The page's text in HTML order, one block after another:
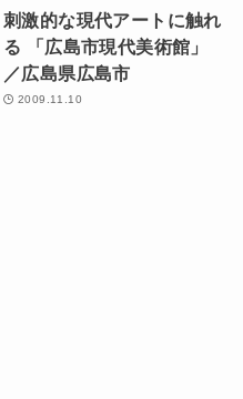
刺激的な現代アートに触れ
る 「広島市現代美術館」
／広島県広島市
2009.11.10